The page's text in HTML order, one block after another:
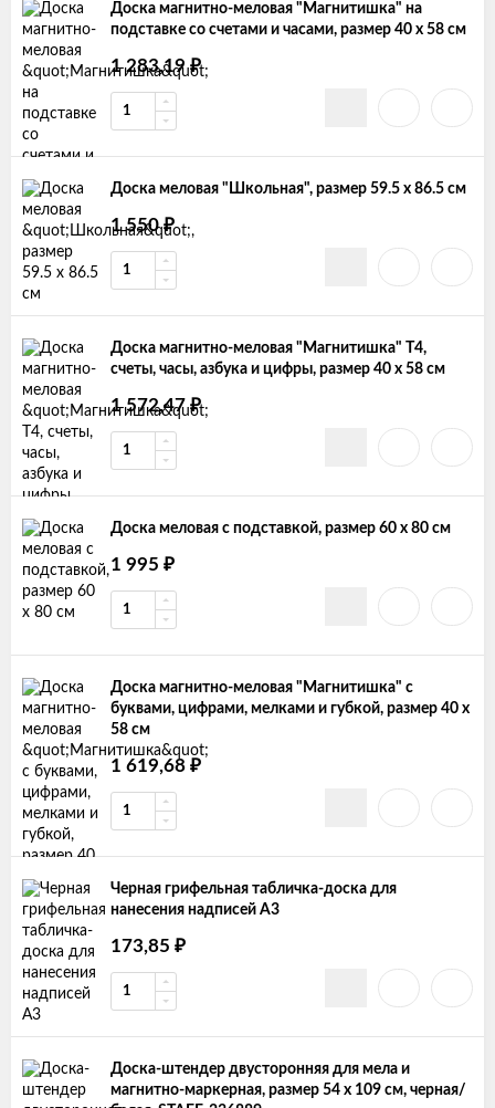
Доска магнитно-меловая "Магнитишка" на
подставке со счетами и часами, размер 40 х 58 см
1 283,19₽
Доска меловая "Школьная", размер 59.5 х 86.5 см
1 550₽
Доска магнитно-меловая "Магнитишка" Т4,
счеты, часы, азбука и цифры, размер 40 х 58 см
1 572,47₽
Доска меловая с подставкой, размер 60 х 80 см
1 995 ₽
Доска магнитно-меловая "Магнитишка" с
буквами, цифрами, мелками и губкой, размер 40 х
58 см
1 619,68 ₽
Черная грифельная табличка-доска для
нанесения надписей А3
173,85 ₽
Доска-штендер двусторонняя для мела и
магнитно-маркерная, размер 54 х 109 см, черная/